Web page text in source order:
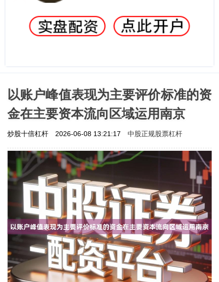
以账户峰值表现为主要评价标准的资
金在主要资本流向区域运用南京
炒股十倍杠杆 2026-06-08 13:21:17 中股正规股票杠杆